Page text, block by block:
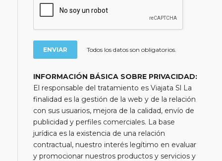
Todos los datos son obligatorios.
INFORMACIÓN BÁSICA SOBRE PRIVACIDAD:
El responsable del tratamiento es Viajata Sl La
finalidad es la gestión de la web y de la relación
con sus usuarios, mejora de la calidad, envío de
publicidad y perfiles comerciales. La base
jurídica es la existencia de una relación
contractual, nuestro interés legítimo en evaluar
y promocionar nuestros productos y servicios y